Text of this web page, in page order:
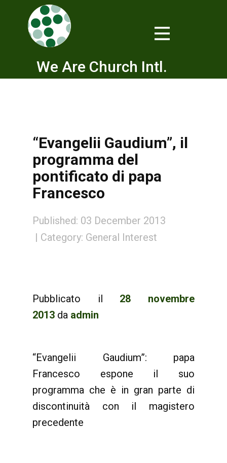
We Are Church Intl.
“Evangelii Gaudium”, il
programma del
pontificato di papa
Francesco
Published: 03 December 2013
Category: General Interest
Pubblicato il
28 novembre
2013 da admin
“Evangelii Gaudium”: papa
Francesco espone il suo
programma che è in gran parte di
discontinuità con il magistero
precedente